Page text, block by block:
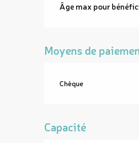
Âge max pour
Moyens de
Chèque
Capacité